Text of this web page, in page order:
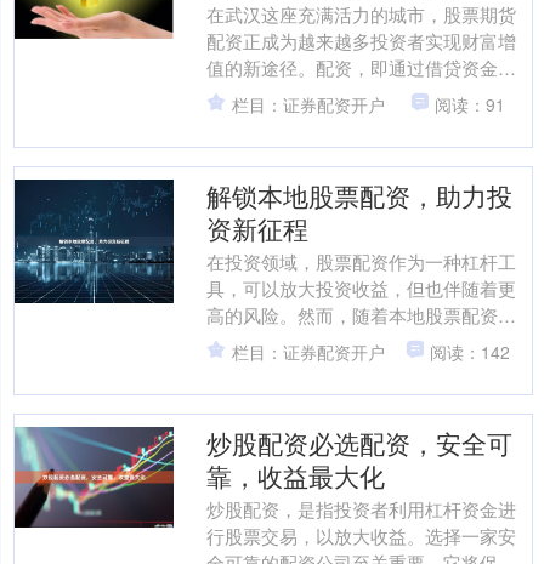
在武汉这座充满活力的城市，股票期货
配资正成为越来越多投资者实现财富增
值的新途径。配资，即通过借贷资金放
大投资本金，可以有效提升投资收益。
武汉股票期货配资平台众....
栏目：证券配资开户 阅读：91
解锁本地股票配资，助力投
资新征程
在投资领域，股票配资作为一种杠杆工
具，可以放大投资收益，但也伴随着更
高的风险。然而，随着本地股票配资的
兴起，投资者有了更多选择，既能享受
杠杆带来的收益，又能有效....
栏目：证券配资开户 阅读：142
炒股配资必选配资，安全可
靠，收益最大化
炒股配资，是指投资者利用杠杆资金进
行股票交易，以放大收益。选择一家安